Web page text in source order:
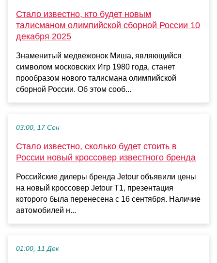
Стало известно, кто будет новым
талисманом олимпийской сборной России 10
декабря 2025
Знаменитый медвежонок Миша, являющийся
символом московских Игр 1980 года, станет
прообразом нового талисмана олимпийской
сборной России. Об этом сооб...
03:00, 17 Сен
Стало известно, сколько будет стоить в
России новый кроссовер известного бренда
Российские дилеры бренда Jetour объявили цены
на новый кроссовер Jetour T1, презентация
которого была перенесена с 16 сентября. Наличие
автомобилей н...
01:00, 11 Дек